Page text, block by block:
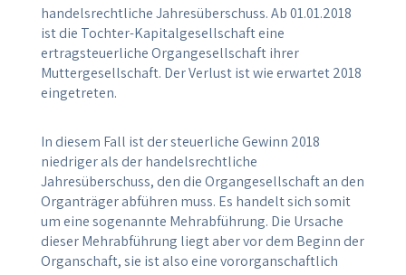
handelsrechtliche Jahresüberschuss. Ab 01.01.2018
ist die Tochter-Kapitalgesellschaft eine
ertragsteuerliche Organgesellschaft ihrer
Muttergesellschaft. Der Verlust ist wie erwartet 2018
eingetreten.
In diesem Fall ist der steuerliche Gewinn 2018
niedriger als der handelsrechtliche
Jahresüberschuss, den die Organgesellschaft an den
Organträger abführen muss. Es handelt sich somit
um eine sogenannte Mehrabführung. Die Ursache
dieser Mehrabführung liegt aber vor dem Beginn der
Organschaft, sie ist also eine vororganschaftlich